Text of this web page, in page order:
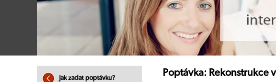
Jak zadat poptávku?
Poptávka: Rekonstrukce